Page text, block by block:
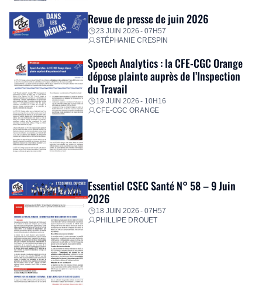
Revue de presse de juin 2026
23 JUIN 2026 - 07H57
STÉPHANIE CRESPIN
Speech Analytics : la CFE-CGC Orange
dépose plainte auprès de l’Inspection
du Travail
19 JUIN 2026 - 10H16
CFE-CGC ORANGE
Essentiel CSEC Santé N° 58 – 9 Juin
2026
18 JUIN 2026 - 07H57
PHILLIPE DROUET